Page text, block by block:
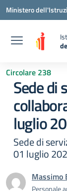
Vai ai contenuti
Vai al menu di
Vai al footer
Ministero
Circolare 238
Sede di
luglio
Sede di
01 luglio
Massimo
Personale